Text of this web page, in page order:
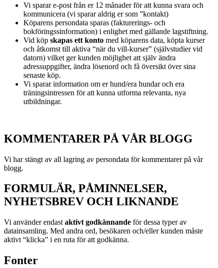
Vi sparar e-post från er 12 månader för att kunna svara och
kommunicera (vi sparar aldrig er som ”kontakt)
Köparens persondata sparas (fakturerings- och
bokföringssinformation) i enlighet med gällande lagstiftning.
Vid köp skapas ett konto med köparens data, köpta kurser
och åtkomst till aktiva “när du vill-kurser” (självstudier vid
datorn) vilket ger kunden möjlighet att själv ändra
adressuppgifter, ändra lösenord och få översikt över sina
senaste köp.
Vi sparar information om er hund/era hundar och era
träningsintressen för att kunna utforma relevanta, nya
utbildningar.
KOMMENTARER PÅ VÅR BLOGG
Vi har stängt av all lagring av persondata för kommentarer på vår
blogg.
FORMULÄR, PÅMINNELSER,
NYHETSBREV OCH LIKNANDE
Vi använder endast aktivt godkännande för dessa typer av
datainsamling. Med andra ord, besökaren och/eller kunden måste
aktivt “klicka” i en ruta för att godkänna.
Fonter